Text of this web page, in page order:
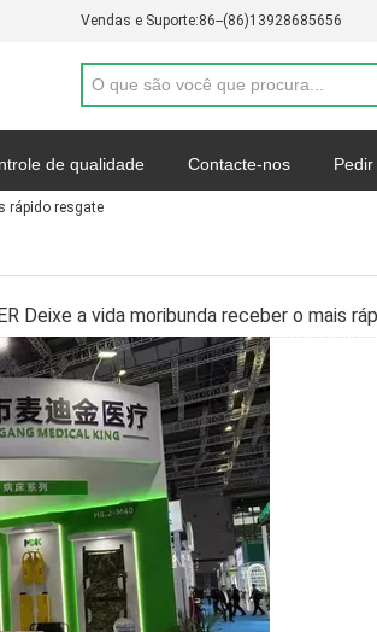
Vendas e Suporte:86--(86)13928685656
de qualidade Contacte-nos
rápido resgate
Deixe a vida moribunda receber o mais